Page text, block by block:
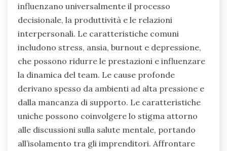
influenzano universalmente il processo
decisionale, la produttività e le relazioni
interpersonali. Le caratteristiche comuni
includono stress, ansia, burnout e depressione,
che possono ridurre le prestazioni e influenzare
la dinamica del team. Le cause profonde
derivano spesso da ambienti ad alta pressione e
dalla mancanza di supporto. Le caratteristiche
uniche possono coinvolgere lo stigma attorno
alle discussioni sulla salute mentale, portando
all’isolamento tra gli imprenditori. Affrontare